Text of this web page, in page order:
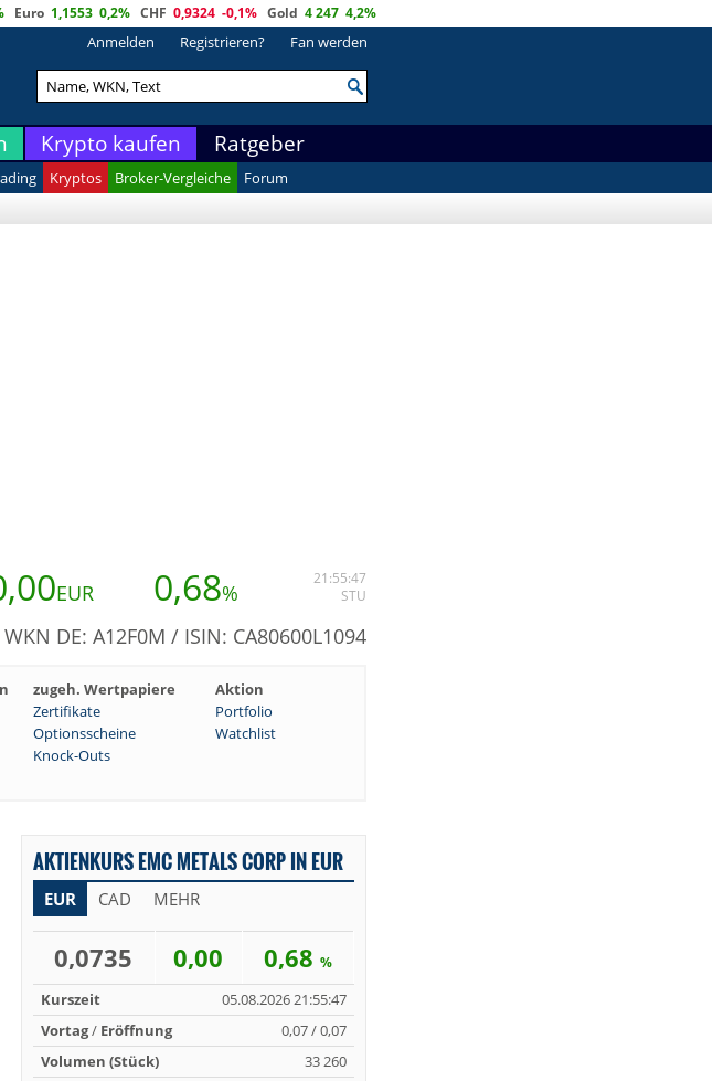
Euro 1,1553 0,2% CHF 0,9324 -0,1% Gold 4 247 4,2%
Anmelden Registrieren? Fan werden
Krypto kaufen Ratgeber
Kryptos Broker-Vergleiche
Forum
EUR 0,68%
21:55:47
STU
WKN DE: A12F0M / ISIN: CA80600L1094
zugeh. Wertpapiere
Aktion
Zertifikate
Portfolio
Optionsscheine
Watchlist
Knock-Outs
AKTIENKURS EMC METALS CORP IN EUR
EUR CAD MEHR
0,0735 0,00 0,68 %
Kurszeit
05.08.2026 21:55:47
Vortag/ Eröffnung
0,07 / 0,07
Volumen (Stück)
33 260